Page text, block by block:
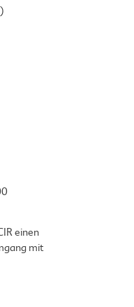
einen
mit